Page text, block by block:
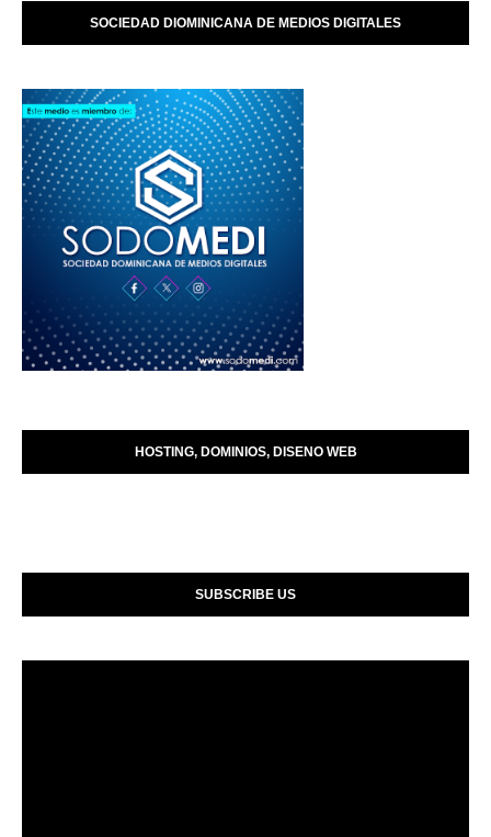
SOCIEDAD DIOMINICANA DE MEDIOS DIGITALES
HOSTING, DOMINIOS, DISENO WEB
SUBSCRIBE US